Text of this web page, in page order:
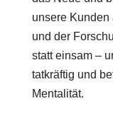
unsere Kunden
und der
statt einsam –
tatkräftig und
Mentalität.